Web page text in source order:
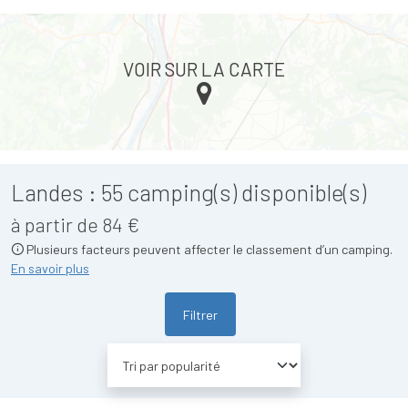
Landes : 55 camping(s) disponible(s)
à partir de 84 €
Plusieurs facteurs peuvent affecter le classement d’un camping.
En savoir plus
Filtrer
VOIR SUR LA CARTE